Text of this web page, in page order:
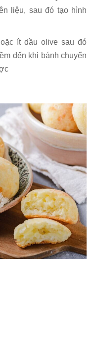
liệu, sau đó tạo hình
ít dầu olive sau đó
đến khi bánh chuyển